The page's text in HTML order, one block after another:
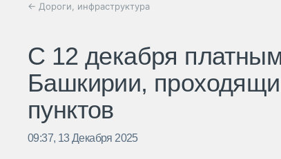
← Дороги, инфраструктура
С 12 декабря
Башкирии,
пунктов
09:37, 13 Декабря 2025